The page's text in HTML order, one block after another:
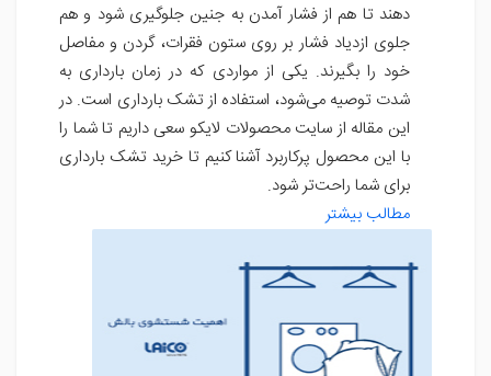
دهند تا هم از فشار آمدن به جنین جلوگیری شود و هم
جلوی ازدیاد فشار بر روی ستون فقرات، گردن و مفاصل
خود را بگیرند. یکی از مواردی که در زمان بارداری به
شدت توصیه می‌شود، استفاده از تشک بارداری است. در
این مقاله از سایت محصولات لایکو سعی داریم تا شما را
با این محصول پرکاربرد آشنا کنیم تا خرید تشک بارداری
برای شما راحت‌تر شود.
مطالب بیشتر